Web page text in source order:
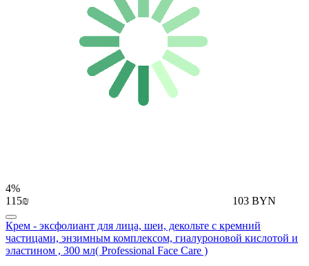
4%
115₪
103 BYN
Крем - эксфолиант для лица, шеи, декольте с кремний
частицами, энзимным комплексом, гиалуроновой кислотой и
эластином , 300 мл( Professional Face Care )